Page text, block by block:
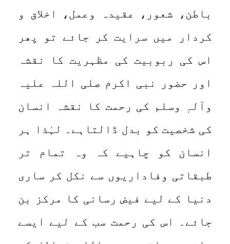
باطن، شعور، عقیدہ وعمل، اخلاق و
کردار میں سرایت کر جائے تو پھر
اس کی ربوبیت کی مظہریت کا نقشہ
اور حضور نبی اکرم صلی اللہ علیہ
وآلہٖ وسلم کی رحمت کا نقشہ انسان
کی شخصیت کو بدل ڈالتاہے۔ لہٰذا ہر
انسان کو چاہیے کہ وہ تمام تر
طبقاتی وفاداریوں سے نکل کر ساری
دنیا کے لیے فیض رسانی کا مرکز بن
جائے۔ اس کی رحمت سب کے لیے ایسے